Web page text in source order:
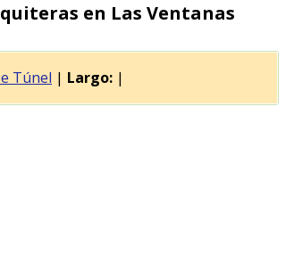
en Las Ventanas
Túnel | Largo: |